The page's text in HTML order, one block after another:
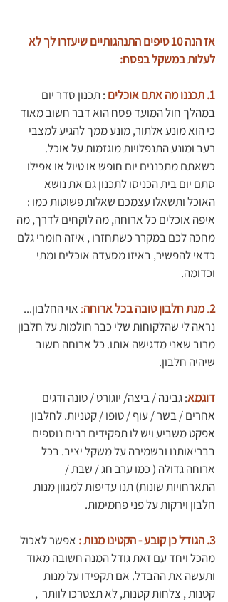
אז הנה 10 טיפים התנהגותיים שיעזרו לך לא
לעלות במשקל בפסח:
1. תכננו מה אתם אוכלים
: תכנון סדר יום
במהלך חול המועד פסח הוא דבר חשוב מאוד
כי הוא מונע אלתור, מונע ממך להגיע למצבי
רעב ומונע התנפלויות מוגזמות על אוכל.
כשאתם מתכננים יום חופש או טיול או אפילו
סתם יום בית הכניסו לתכנון גם את נושא
האוכל ותשאלו עצמכם שאלות פשוטות כמו :
איפה אוכלים כל ארוחה, מה לוקחים לדרך, מה
מחכה לכם במקרר כשתחזרו , איזה חומרי גלם
כדאי להפשיר, באיזו מסעדה אוכלים ומתי
וכדומה.
2
. מנת חלבון טובה בכל ארוחה: אוי החלבון...
נראה לי שהלקוחות שלי כבר חולמות על חלבון
מרוב שאני מדגישה אותו. כל ארוחה חשוב
שיהיה חלבון.
דוגמא: גבינה / ביצה/ יוגורט / טונה ודגים
אחרים / בשר / עוף / טופו / קטניות. לחלבון
אפקט משביע ויש לו תפקידים רבים נוספים
בבריאותנו ובשמירה על משקל יציב. בכל
ארוחה גדולה ( כמו ערב חג / שבת /
התארחויות שונות) תנו עדיפות למגוון מנות
חלבון וירקות על פני פחמימות.
3. הגודל כן קובע - הקטינו מנות :
אפשר לאכול
מהכל ויחד עם זאת גודל המנה חשובה מאוד
ותעשה את ההבדל. אם תקפידו על מנות
קטנות , צלחות קטנות, לא תצטרכו לוותר  ,